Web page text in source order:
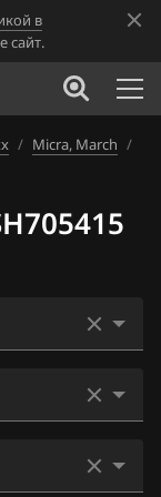
в
сайт.
/ Micra, March /